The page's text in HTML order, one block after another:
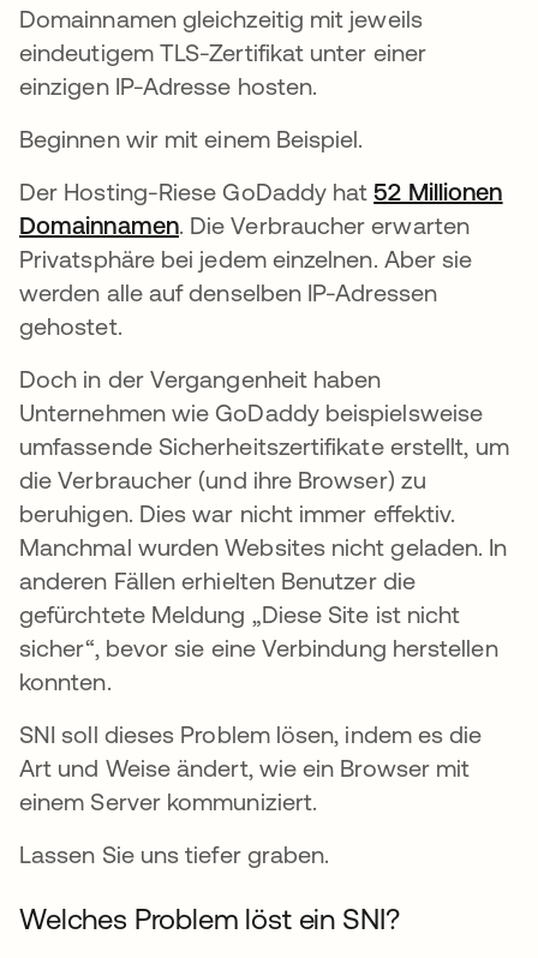
Domainnamen gleichzeitig mit jeweils
eindeutigem TLS-Zertifikat unter einer
einzigen IP-Adresse hosten.
Beginnen wir mit einem Beispiel.
Der Hosting-Riese GoDaddy hat52 Millionen
Domainnamenwird in einer neuen
. Die Verbraucher erwarten
Privatsphäre bei jedem einzelnen. Aber sie
werden alle auf denselben IP-Adressen
gehostet.
Doch in der Vergangenheit haben
Unternehmen wie GoDaddy beispielsweise
umfassende Sicherheitszertifikate erstellt, um
die Verbraucher (und ihre Browser) zu
beruhigen. Dies war nicht immer effektiv.
Manchmal wurden Websites nicht geladen. In
anderen Fällen erhielten Benutzer die
gefürchtete Meldung „Diese Site ist nicht
sicher“, bevor sie eine Verbindung herstellen
konnten.
SNI soll dieses Problem lösen, indem es die
Art und Weise ändert, wie ein Browser mit
einem Server kommuniziert.
Lassen Sie uns tiefer graben.
Welches Problem löst ein SNI?